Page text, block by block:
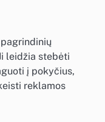
leidžia stebėti
į pokyčius,
reklamos